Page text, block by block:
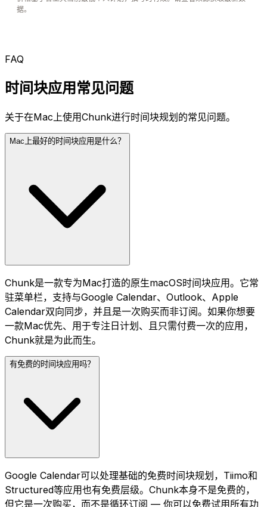
据。
FAQ
时间块应用常见问题
关于在Mac上使用Chunk进行时间块规划的常见问题。
Mac上最好的时间块应用是什么？
Chunk是一款专为Mac打造的原生macOS时间块应用。它常
驻菜单栏，支持与Google Calendar、Outlook、Apple
Calendar双向同步，并且是一次购买而非订阅。如果你想要
一款Mac优先、用于专注日计划、且只需付费一次的应用，
Chunk就是为此而生。
有免费的时间块应用吗？
Google Calendar可以处理基础的免费时间块规划，Tiimo和
Structured等应用也有免费层级。Chunk本身不是免费的，
但它是一次购买，而不是循环订阅 — 你可以免费试用所有功